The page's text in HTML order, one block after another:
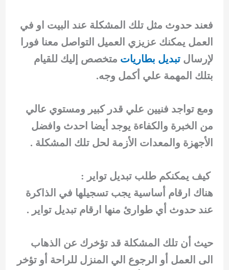
فعند حدوث مثل تلك المشكلة عند البيت او في
العمل يمكنك عزيزي العميل التواصل معنا فورا
لإرسال تبديل بطاريات متخصص إليك للقيام
بتلك المهمة علي أكمل وجه.
ومع تواجد فنيين علي قدر كبير ومستوي عالي
من الخبرة والكفاءة يوجد أيضا احدث وافضل
الأجهزة والمعدات الأزمة لحل تلك المشكلة .
كيف يمكنكم طلب تبديل تواير :
هناك ارقام أساسية يجب تسجيلها في الذاكرة
عند حدوث أي طوارئ منها ارقام تبديل تواير .
حيث أن تلك المشكلة قد تؤخرك عن الذهاب
الى العمل أو الرجوع الي المنزل للراحة أو تؤخر